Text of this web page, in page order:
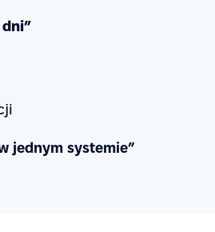
jednym systemie”